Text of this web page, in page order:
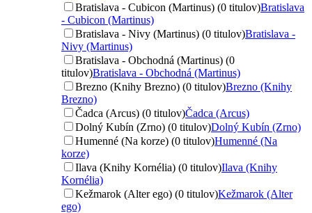
Bratislava - Cubicon (Martinus) (0 titulov)Bratislava
- Cubicon (Martinus)
Bratislava - Nivy (Martinus) (0 titulov)Bratislava -
Nivy (Martinus)
Bratislava - Obchodná (Martinus) (0
titulov)Bratislava - Obchodná (Martinus)
Brezno (Knihy Brezno) (0 titulov)Brezno (Knihy
Brezno)
Čadca (Arcus) (0 titulov)Čadca (Arcus)
Dolný Kubín (Zrno) (0 titulov)Dolný Kubín (Zrno)
Humenné (Na korze) (0 titulov)Humenné (Na
korze)
Ilava (Knihy Kornélia) (0 titulov)Ilava (Knihy
Kornélia)
Kežmarok (Alter ego) (0 titulov)Kežmarok (Alter
ego)